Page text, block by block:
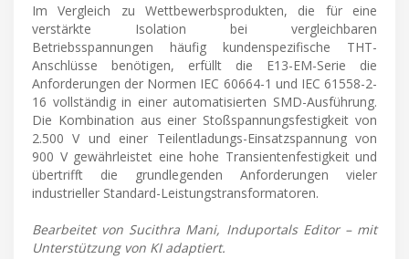
Im Vergleich zu Wettbewerbsprodukten, die für eine
verstärkte Isolation bei vergleichbaren
Betriebsspannungen häufig kundenspezifische THT-
Anschlüsse benötigen, erfüllt die E13-EM-Serie die
Anforderungen der Normen IEC 60664-1 und IEC 61558-2-
16 vollständig in einer automatisierten SMD-Ausführung.
Die Kombination aus einer Stoßspannungsfestigkeit von
2.500 V und einer Teilentladungs-Einsatzspannung von
900 V gewährleistet eine hohe Transientenfestigkeit und
übertrifft die grundlegenden Anforderungen vieler
industrieller Standard-Leistungstransformatoren.
Bearbeitet von Sucithra Mani, Induportals Editor – mit
Unterstützung von KI adaptiert.